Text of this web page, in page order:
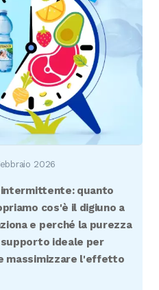
2026
quanto
cos'è il digiuno a
e perché la purezza
supporto ideale per
massimizzare l'effetto